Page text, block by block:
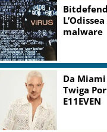
malware
Da
Twiga
E11EVEN